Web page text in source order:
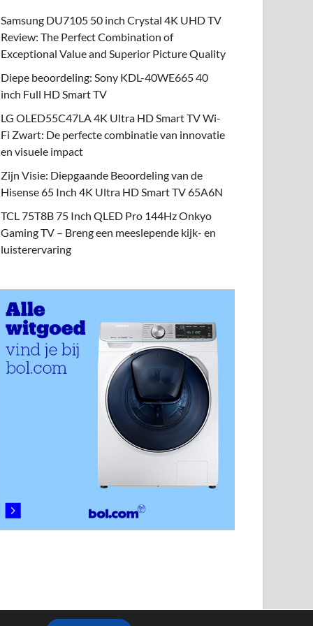
Samsung DU7105 50 inch Crystal 4K UHD TV
Review: The Perfect Combination of
Exceptional Value and Superior Picture Quality
Diepe beoordeling: Sony KDL-40WE665 40
inch Full HD Smart TV
LG OLED55C47LA 4K Ultra HD Smart TV Wi-
Fi Zwart: De perfecte combinatie van innovatie
en visuele impact
Zijn Visie: Diepgaande Beoordeling van de
Hisense 65 Inch 4K Ultra HD Smart TV 65A6N
TCL 75T8B 75 Inch QLED Pro 144Hz Onkyo
Gaming TV – Breng een meeslepende kijk- en
luisterervaring